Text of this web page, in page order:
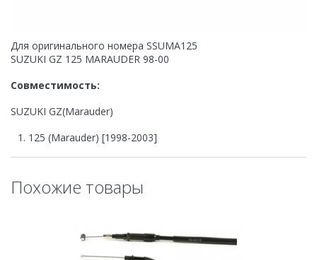
Для оригинального номера SSUMA125
SUZUKI GZ 125 MARAUDER 98-00
Совместимость:
SUZUKI GZ(Marauder)
125 (Marauder) [1998-2003]
Похожие товары